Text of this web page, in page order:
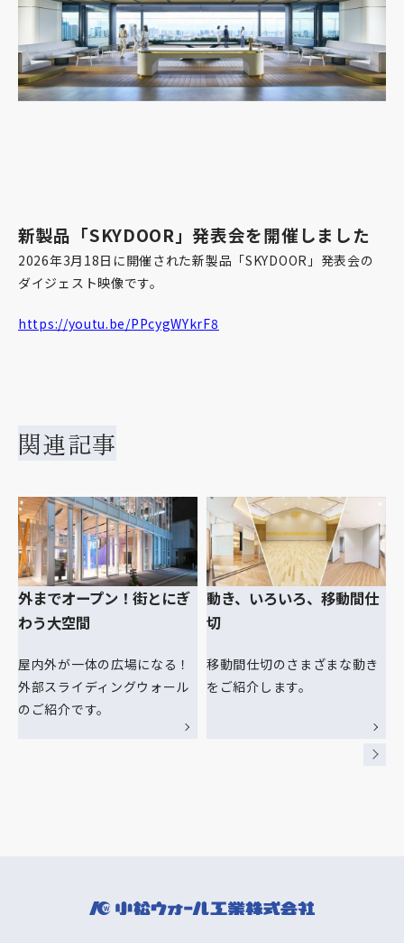
新製品「SKYDOOR」発表会を開催しました
2026年3月18日に開催された新製品「SKYDOOR」発表会の
ダイジェスト映像です。
https://youtu.be/PPcygWYkrF8
関連記事
外までオープン！街とにぎ
わう大空間
屋内外が一体の広場になる！
外部スライディングウォール
のご紹介です。
動き、いろいろ、移動間仕
切
移動間仕切のさまざまな動き
をご紹介します。